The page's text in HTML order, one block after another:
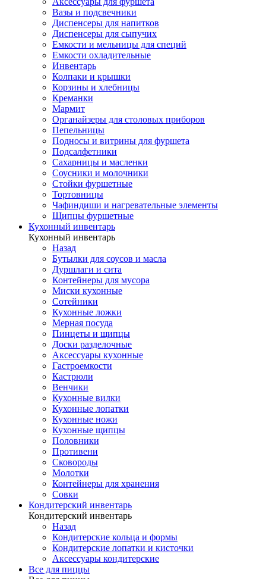
Вазы и подсвечники
Диспенсеры для напитков
Диспенсеры для сыпучих
Емкости и мельницы для специй
Емкости охладительные
Инвентарь
Колпаки и крышки
Корзины и хлебницы
Креманки
Мармит
Органайзеры для столовых приборов
Пепельницы
Подносы и витрины для фуршета
Подсалфетники
Сахарницы и масленки
Соусники и молочники
Стойки фуршетные
Тортовницы
Чафиндиши и нагревательные элементы
Щипцы фуршетные
Кухонный инвентарь
Кухонный инвентарь
Назад
Бутылки для соусов и масла
Дуршлаги и сита
Контейнеры для мусора
Миски кухонные
Сотейники
Кухонные ложки
Мерная посуда
Пинцеты и щипцы
Доски разделочные
Аксессуары кухонные
Гастроемкости
Кастрюли
Венчики
Кухонные вилки
Кухонные лопатки
Кухонные ножи
Кухонные щипцы
Половники
Противени
Сковороды
Молотки
Контейнеры для хранения
Совки
Кондитерский инвентарь
Кондитерский инвентарь
Назад
Кондитерские кольца и формы
Кондитерские лопатки и кисточки
Аксессуары кондитерские
Все для пиццы